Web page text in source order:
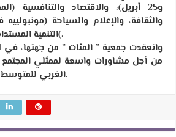
التنمية المستدامة (باليرمو في 16 ماي(.
من أجل مشاورات واسعة لممثلي المجتمع
الغربي للمتوسط في أفق قمة مارسيليا.